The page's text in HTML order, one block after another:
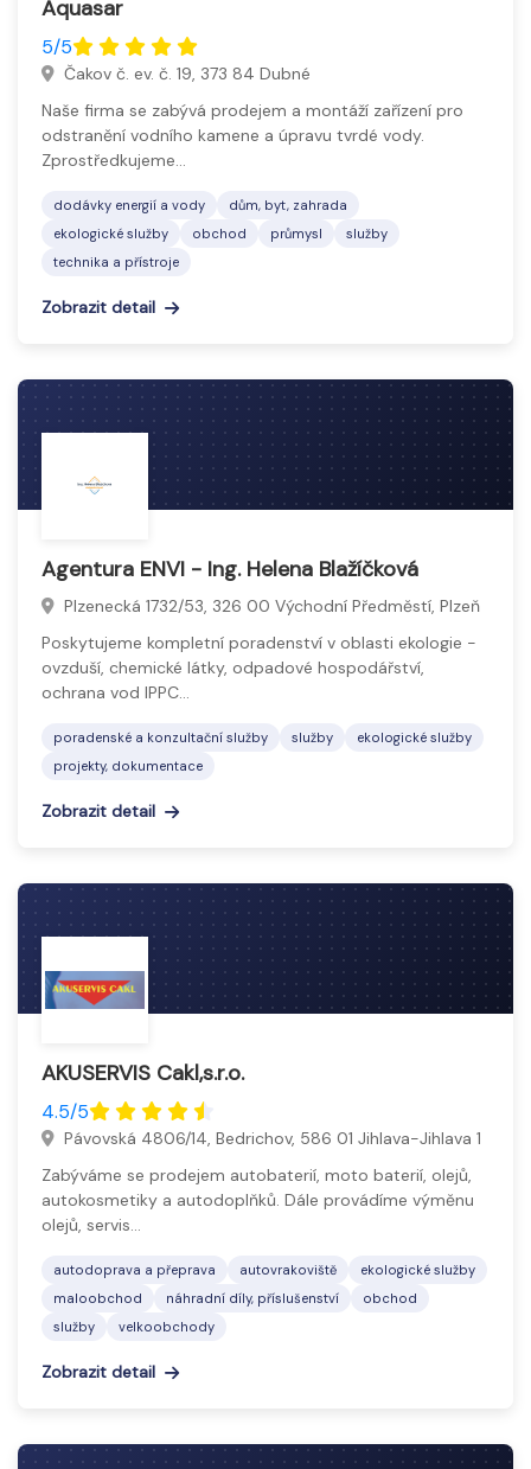
Aquasar
5/5
Čakov č. ev. č. 19, 373 84 Dubné
Naše firma se zabývá prodejem a montáží zařízení pro
odstranění vodního kamene a úpravu tvrdé vody.
Zprostředkujeme…
dodávky energií a vody
dům, byt, zahrada
ekologické služby
obchod průmysl
služby
technika a přístroje
Zobrazit detail
Agentura ENVI - Ing. Helena Blažíčková
Plzenecká 1732/53, 326 00 Východní Předměstí, Plzeň
Poskytujeme kompletní poradenství v oblasti ekologie -
ovzduší, chemické látky, odpadové hospodářství,
ochrana vod IPPC…
poradenské a konzultační služby služby
ekologické služby
projekty, dokumentace
Zobrazit detail
AKUSERVIS Cakl,s.r.o.
4.5/5
Pávovská 4806/14, Bedrichov, 586 01 Jihlava-Jihlava 1
Zabýváme se prodejem autobaterií, moto baterií, olejů,
autokosmetiky a autodoplňků. Dále provádíme výměnu
olejů, servis…
autodoprava a přeprava autovrakoviště
ekologické služby
maloobchod
náhradní díly, příslušenství
obchod
služby
velkoobchody
Zobrazit detail